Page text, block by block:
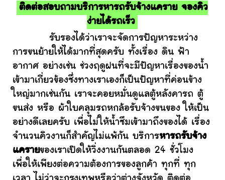
ติดต่อสอบถามบริการหารถรับจ้างแคราย จองคิว
ง่ายได้รถเร็ว
รับรองได้ว่าเราจะจัดการปัญหาระหว่าง
การขนย้ายให้ได้มากที่สุดครับ ทั้งเรื่อง ดิน ฟ้า
อากาศ อย่างเช่น ช่วงฤดูฝนที่จะมีปัญหาเรื่องของน้ำ
เข้ามาเกี่ยวข้องซึ่งทางเราเองก็เป็นปัญหาที่ค่อนข้าง
ใหญ่มากเช่นกัน เราจะคอยหมั่นดูแลตู้หลังคารถ ตู้
ขนส่ง หรือ ผ้าใบคลุมรถหกล้อรับจ้างขนของ ให้เป็น
อย่างดีเลยครับ เพื่อไม่ให้น้ำซึมเข้ามาถึงของได้ เรื่อง
จำนวนคิวงานก็สำคัญไม่แพ้กัน บริการหารถรับจ้าง
แครายของเราเปิดให้วิ่งงานกันตลอด 24 ชั่วโมง
เพื่อให้เพียงต่อความต้องการของลูกค้า ทุกที่ ทุก